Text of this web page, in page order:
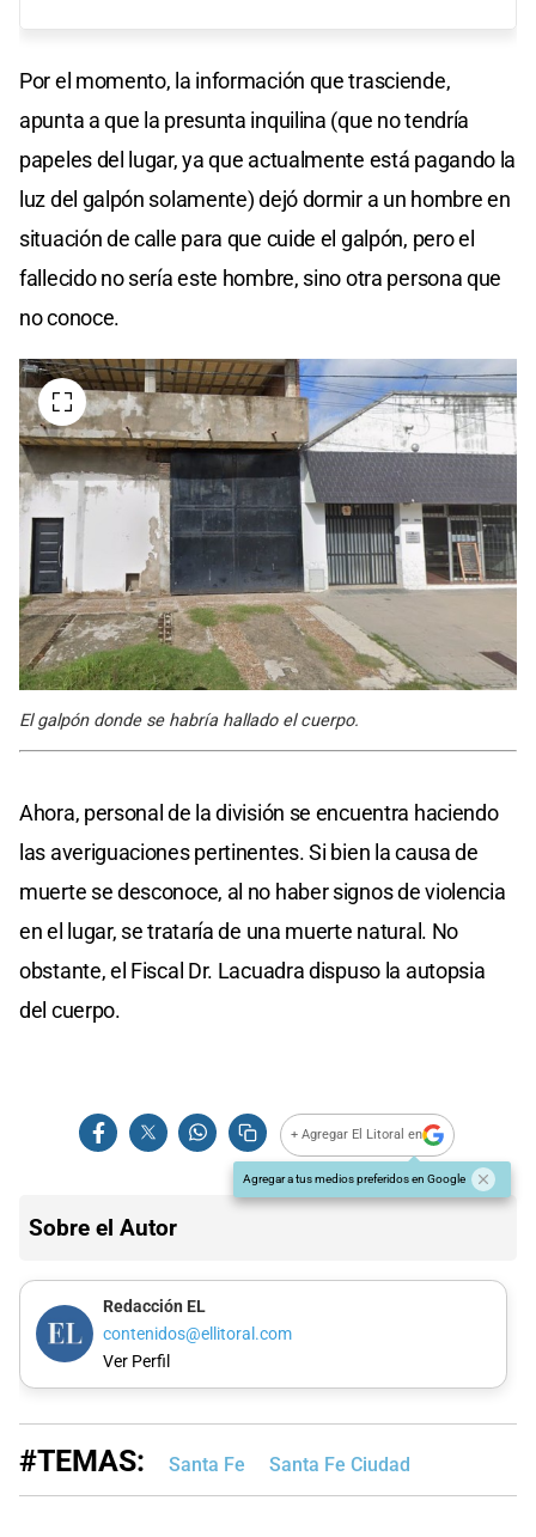
Por el momento, la información que trasciende,
apunta a que la presunta inquilina (que no tendría
papeles del lugar, ya que actualmente está pagando la
luz del galpón solamente) dejó dormir a un hombre en
situación de calle para que cuide el galpón, pero el
fallecido no sería este hombre, sino otra persona que
no conoce.
El galpón donde se habría hallado el cuerpo.
Ahora, personal de la división se encuentra haciendo
las averiguaciones pertinentes. Si bien la causa de
muerte se desconoce, al no haber signos de violencia
en el lugar, se trataría de una muerte natural. No
obstante, el Fiscal Dr. Lacuadra dispuso la autopsia
del cuerpo.
+ Agregar El Litoral en
Agregar a tus medios preferidos en Google
Sobre el Autor
Redacción EL
contenidos@ellitoral.com
Ver Perfil
#TEMAS: Santa Fe Santa Fe Ciudad